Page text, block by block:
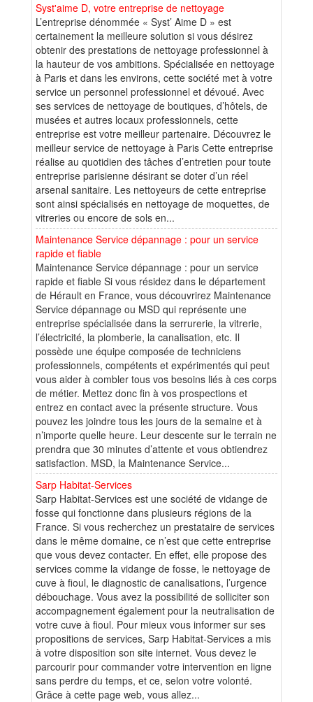
Syst'aime D, votre entreprise de nettoyage
L’entreprise dénommée « Syst’ Aime D » est
certainement la meilleure solution si vous désirez
obtenir des prestations de nettoyage professionnel à
la hauteur de vos ambitions. Spécialisée en nettoyage
à Paris et dans les environs, cette société met à votre
service un personnel professionnel et dévoué. Avec
ses services de nettoyage de boutiques, d’hôtels, de
musées et autres locaux professionnels, cette
entreprise est votre meilleur partenaire. Découvrez le
meilleur service de nettoyage à Paris Cette entreprise
réalise au quotidien des tâches d’entretien pour toute
entreprise parisienne désirant se doter d’un réel
arsenal sanitaire. Les nettoyeurs de cette entreprise
sont ainsi spécialisés en nettoyage de moquettes, de
vitreries ou encore de sols en...
Maintenance Service dépannage : pour un service
rapide et fiable
Maintenance Service dépannage : pour un service
rapide et fiable Si vous résidez dans le département
de Hérault en France, vous découvrirez Maintenance
Service dépannage ou MSD qui représente une
entreprise spécialisée dans la serrurerie, la vitrerie,
l’électricité, la plomberie, la canalisation, etc. Il
possède une équipe composée de techniciens
professionnels, compétents et expérimentés qui peut
vous aider à combler tous vos besoins liés à ces corps
de métier. Mettez donc fin à vos prospections et
entrez en contact avec la présente structure. Vous
pouvez les joindre tous les jours de la semaine et à
n’importe quelle heure. Leur descente sur le terrain ne
prendra que 30 minutes d’attente et vous obtiendrez
satisfaction. MSD, la Maintenance Service...
Sarp Habitat-Services
Sarp Habitat-Services est une société de vidange de
fosse qui fonctionne dans plusieurs régions de la
France. Si vous recherchez un prestataire de services
dans le même domaine, ce n’est que cette entreprise
que vous devez contacter. En effet, elle propose des
services comme la vidange de fosse, le nettoyage de
cuve à fioul, le diagnostic de canalisations, l’urgence
débouchage. Vous avez la possibilité de solliciter son
accompagnement également pour la neutralisation de
votre cuve à fioul. Pour mieux vous informer sur ses
propositions de services, Sarp Habitat-Services a mis
à votre disposition son site internet. Vous devez le
parcourir pour commander votre intervention en ligne
sans perdre du temps, et ce, selon votre volonté.
Grâce à cette page web, vous allez...